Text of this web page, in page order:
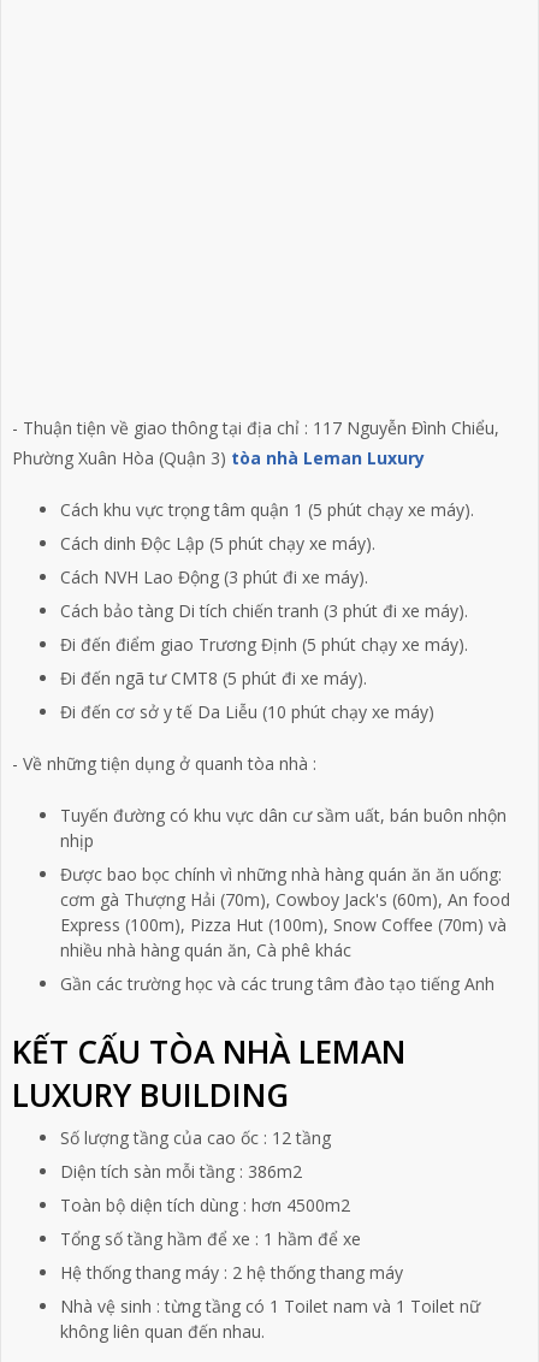
- Thuận tiện về giao thông tại địa chỉ : 117 Nguyễn Đình Chiểu,
Phường Xuân Hòa (Quận 3) tòa nhà Leman Luxury
Cách khu vực trọng tâm quận 1 (5 phút chạy xe máy).
Cách dinh Độc Lập (5 phút chạy xe máy).
Cách NVH Lao Động (3 phút đi xe máy).
Cách bảo tàng Di tích chiến tranh (3 phút đi xe máy).
Đi đến điểm giao Trương Định (5 phút chạy xe máy).
Đi đến ngã tư CMT8 (5 phút đi xe máy).
Đi đến cơ sở y tế Da Liễu (10 phút chạy xe máy)
- Về những tiện dụng ở quanh tòa nhà :
Tuyến đường có khu vực dân cư sầm uất, bán buôn nhộn
nhịp
Được bao bọc chính vì những nhà hàng quán ăn ăn uống:
cơm gà Thượng Hải (70m), Cowboy Jack's (60m), An food
Express (100m), Pizza Hut (100m), Snow Coffee (70m) và
nhiều nhà hàng quán ăn, Cà phê khác
Gần các trường học và các trung tâm đào tạo tiếng Anh
KẾT CẤU TÒA NHÀ LEMAN
LUXURY BUILDING
Số lượng tầng của cao ốc : 12 tầng
Diện tích sàn mỗi tầng : 386m2
Toàn bộ diện tích dùng : hơn 4500m2
Tổng số tầng hầm để xe : 1 hầm để xe
Hệ thống thang máy : 2 hệ thống thang máy
Nhà vệ sinh : từng tầng có 1 Toilet nam và 1 Toilet nữ
không liên quan đến nhau.